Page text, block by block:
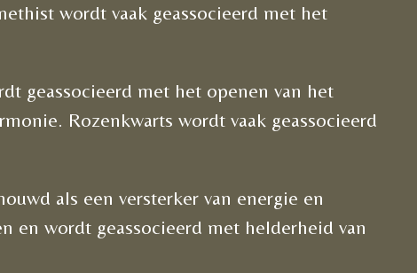
wordt vaak geassocieerd met het
geassocieerd met het openen van het
Rozenkwarts wordt vaak geassocieerd
als een versterker van energie en
en wordt geassocieerd met helderheid van